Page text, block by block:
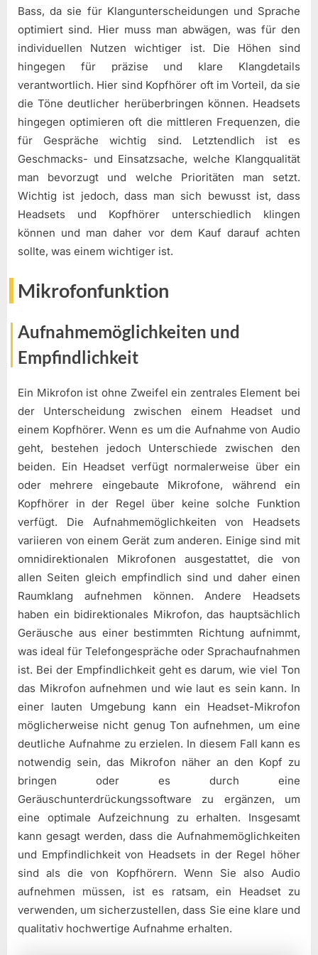
Bass, da sie für Klangunterscheidungen und Sprache
optimiert sind. Hier muss man abwägen, was für den
individuellen Nutzen wichtiger ist. Die Höhen sind
hingegen für präzise und klare Klangdetails
verantwortlich. Hier sind Kopfhörer oft im Vorteil, da sie
die Töne deutlicher herüberbringen können. Headsets
hingegen optimieren oft die mittleren Frequenzen, die
für Gespräche wichtig sind. Letztendlich ist es
Geschmacks- und Einsatzsache, welche Klangqualität
man bevorzugt und welche Prioritäten man setzt.
Wichtig ist jedoch, dass man sich bewusst ist, dass
Headsets und Kopfhörer unterschiedlich klingen
können und man daher vor dem Kauf darauf achten
sollte, was einem wichtiger ist.
Mikrofonfunktion
Aufnahmemöglichkeiten und
Empfindlichkeit
Ein Mikrofon ist ohne Zweifel ein zentrales Element bei
der Unterscheidung zwischen einem Headset und
einem Kopfhörer. Wenn es um die Aufnahme von Audio
geht, bestehen jedoch Unterschiede zwischen den
beiden. Ein Headset verfügt normalerweise über ein
oder mehrere eingebaute Mikrofone, während ein
Kopfhörer in der Regel über keine solche Funktion
verfügt. Die Aufnahmemöglichkeiten von Headsets
variieren von einem Gerät zum anderen. Einige sind mit
omnidirektionalen Mikrofonen ausgestattet, die von
allen Seiten gleich empfindlich sind und daher einen
Raumklang aufnehmen können. Andere Headsets
haben ein bidirektionales Mikrofon, das hauptsächlich
Geräusche aus einer bestimmten Richtung aufnimmt,
was ideal für Telefongespräche oder Sprachaufnahmen
ist. Bei der Empfindlichkeit geht es darum, wie viel Ton
das Mikrofon aufnehmen und wie laut es sein kann. In
einer lauten Umgebung kann ein Headset-Mikrofon
möglicherweise nicht genug Ton aufnehmen, um eine
deutliche Aufnahme zu erzielen. In diesem Fall kann es
notwendig sein, das Mikrofon näher an den Kopf zu
bringen oder es durch eine
Geräuschunterdrückungssoftware zu ergänzen, um
eine optimale Aufzeichnung zu erhalten. Insgesamt
kann gesagt werden, dass die Aufnahmemöglichkeiten
und Empfindlichkeit von Headsets in der Regel höher
sind als die von Kopfhörern. Wenn Sie also Audio
aufnehmen müssen, ist es ratsam, ein Headset zu
verwenden, um sicherzustellen, dass Sie eine klare und
qualitativ hochwertige Aufnahme erhalten.